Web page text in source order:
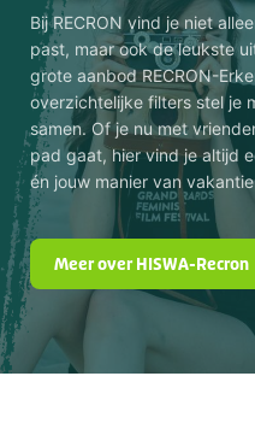
Bij RECRON vind je niet
past, maar ook de leukste
grote aanbod RECRON-
overzichtelijke filters stel je
samen. Of je nu met
pad gaat, hier vind je altijd
én jouw manier van
Meer over HISWA-Recron